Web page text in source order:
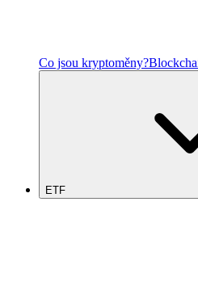
Co jsou kryptoměny?
ETF